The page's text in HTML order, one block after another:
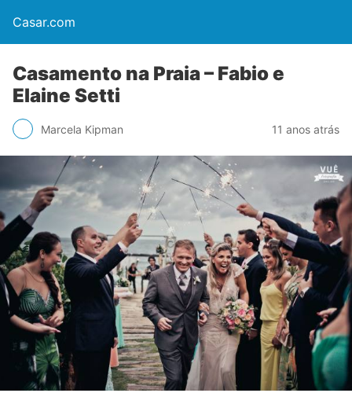
Casar.com
Casamento na Praia – Fabio e
Elaine Setti
Marcela Kipman 11 anos atrás